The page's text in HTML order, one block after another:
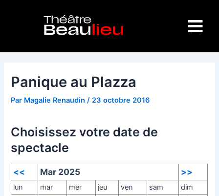
Menu
Panique au Plazza
Par Magalie Renaudin/ 23 octobre 2016
Choisissez votre date de
spectacle
<< Mar 2025 >>
lun mar mer jeu ven sam
dim